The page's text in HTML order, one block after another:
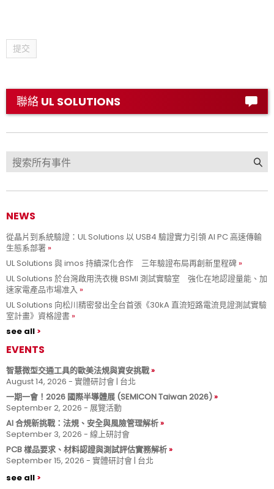
提交
聯絡 UL SOLUTIONS
NEWS
從晶片到系統驗證：UL Solutions 以 USB4 驗證實力引領 AI PC 高速傳輸
生態系部署
UL Solutions 與 imos 持續深化合作 三年驗證布局再創新里程碑
UL Solutions 於台灣啟用洗衣機 BSMI 測試實驗室 強化在地認證量能、加
速家電產品市場准入
UL Solutions 向松川精密發出全台首張《30kA 直流短路電流見證測試實驗
室計畫》資格證書
see all
EVENTS
智慧微型交通工具的歐美法規與資安挑戰
August 14, 2026 - 實體研討會 | 台北
一期一會！2026 國際半導體展 (SEMICON Taiwan 2026)
September 2, 2026 - 展覽活動
AI 合規新挑戰：法規、安全與風險管理解析
September 3, 2026 - 線上研討會
PCB 樣品要求、材料認證與測試評估實務解析
September 15, 2026 - 實體研討會 | 台北
see all